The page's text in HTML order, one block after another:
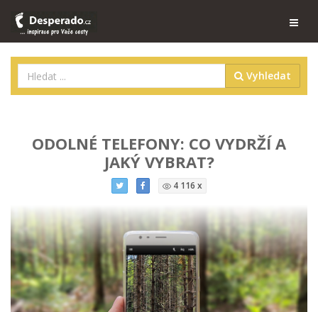
Vyhledat
ODOLNÉ TELEFONY: CO VYDRŽÍ A
JAKÝ VYBRAT?
4 116 x